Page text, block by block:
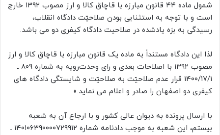
شمول ماده ۴۴ قانون مبارزه با قاچاق کالا و ارز مصوب ۱۳۹۲ خارج
است و با توجه به استثنایی بودن صلاحیّت دادگاه انقلاب،
رسیدگی به بزه یادشده در صلاحیت دادگاه کیفری دو می باشد.
لذا این دادگاه مستنداً به ماده یک قانون مبارزه با قاچاق کالا و ارز
مصوب ۱۳۹۲ با اصلاحات بعدی و رای وحدت‌رویه به شماره ۸۰۹ ـ
۱۴۰۰/۱۷/۱ قرار عدم صلاحیّت به صلاحیّت و شایستگی دادگاه های
کیفری دو اصفهان را صادر و اعلام می نماید.»
با ارسال پرونده به دیوان عالی کشور و با ارجاع آن به شعبه
بیستم، این شعبه به موجب دادنامه شماره ۱۴۰۱۰۶۳۹۰۰۰۰۷۲۹۹۱۲ ـ